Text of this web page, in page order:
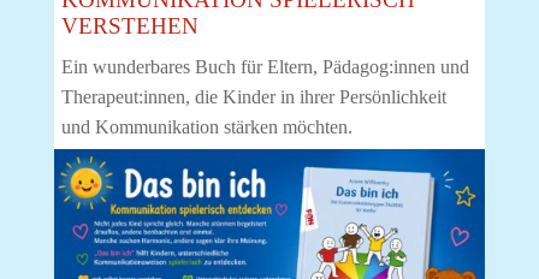
VERSTEHEN
Ein wunderbares Buch für Eltern, Pädagog:innen und
Therapeut:innen, die Kinder in ihrer Persönlichkeit
und Kommunikation stärken möchten.